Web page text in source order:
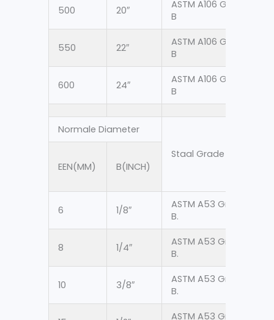
500 20″
ASTM A106 Gr.
B
550 22″
ASTM A106 Gr.
B
600 24″
ASTM A106 Gr.
B
Normale Diameter
Staal Grade
EEN(MM) B(INCH)
6 1/8″
ASTM A53 Gr.
B.
8 1/4″
ASTM A53 Gr.
B.
10 3/8″
ASTM A53 Gr.
B.
ASTM A53 Gr.